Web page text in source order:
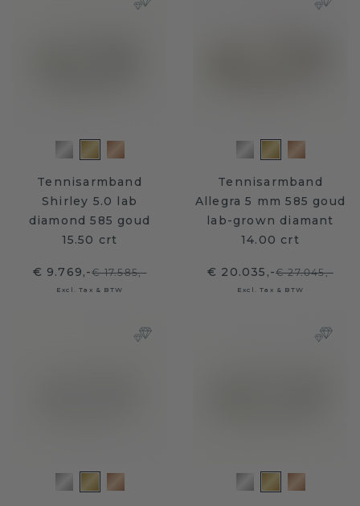
Tennisarmband
Shirley 5.0 lab
diamond 585 goud
15.50 crt
€ 9.769,-€ 17.585,-
Excl. Tax & BTW
Tennisarmband
Allegra 5 mm 585 goud
lab-grown diamant
14.00 crt
€ 20.035,-€ 27.045,-
Excl. Tax & BTW